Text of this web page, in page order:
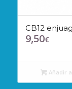
CB12
9,50€
Añadir